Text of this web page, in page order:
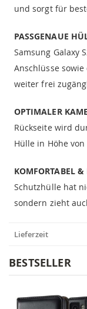
und sorgt für
PASSGENAUE
Samsung Galaxy
Anschlüsse
weiter frei
OPTIMALER
Rückseite wird
Hülle in Höhe
KOMFORTABEL &
Schutzhülle hat
sondern zieht
Lieferzeit
BESTSELLER